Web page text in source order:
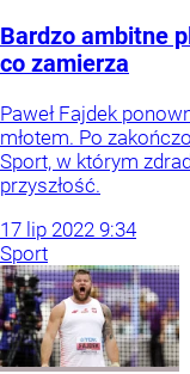
Bardzo ambitne
co zamierza
Paweł Fajdek
młotem. Po
Sport, w którym
przyszłość.
17 lip 2022 9:34
Sport